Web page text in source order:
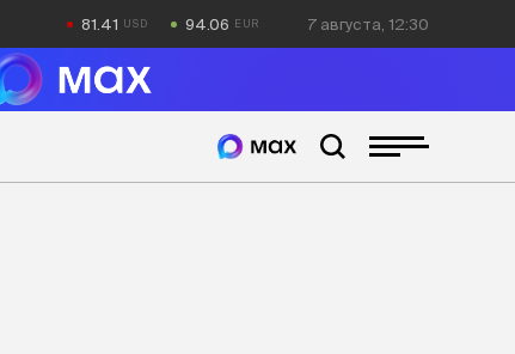
81.41 94.06 7 августа, 12:30